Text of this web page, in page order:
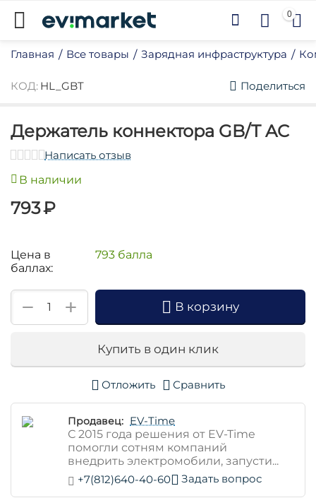
0
Главная / Все товары / Зарядная инфраструктура /
КОД: HL_GBT Поделиться
Держатель коннектора GB/T AC
Написать отзыв
В наличии
793₽
Цена в
баллах:
793 балла
+
− В корзину
Купить в один клик
Отложить Сравнить
Продавец: EV-Time
С 2015 года решения от EV-Time
помогли сотням компаний
внедрить электромобили, запусти...
+7(812)640-40-60
Задать вопрос